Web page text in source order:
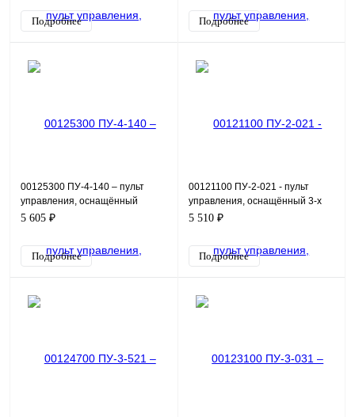
Подробнее Подробнее
00125300 ПУ-4-140 – пульт
управления, оснащённый
индикацией в виде лампы
5 605 ₽
Подробнее
00121100 ПУ-2-021 - пульт
управления, оснащённый 3-х
позиционным переключателем
5 510 ₽
Подробнее